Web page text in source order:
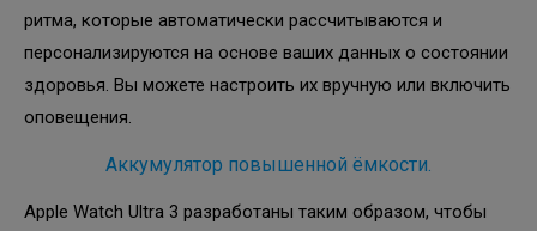
ритма, которые автоматически рассчитываются и
персонализируются на основе ваших данных о состоянии
здоровья. Вы можете настроить их вручную или включить
оповещения.
Аккумулятор повышенной ёмкости.
Apple Watch Ultra 3 разработаны таким образом, чтобы